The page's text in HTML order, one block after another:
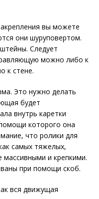
вы можете
они шуруповертом.
Следует
можно либо к
к стене.
Это нужно делать
будет
внутрь каретки
которого она
что ролики для
самых тяжелых,
и крепкими.
при помощи скоб.
вся движущая